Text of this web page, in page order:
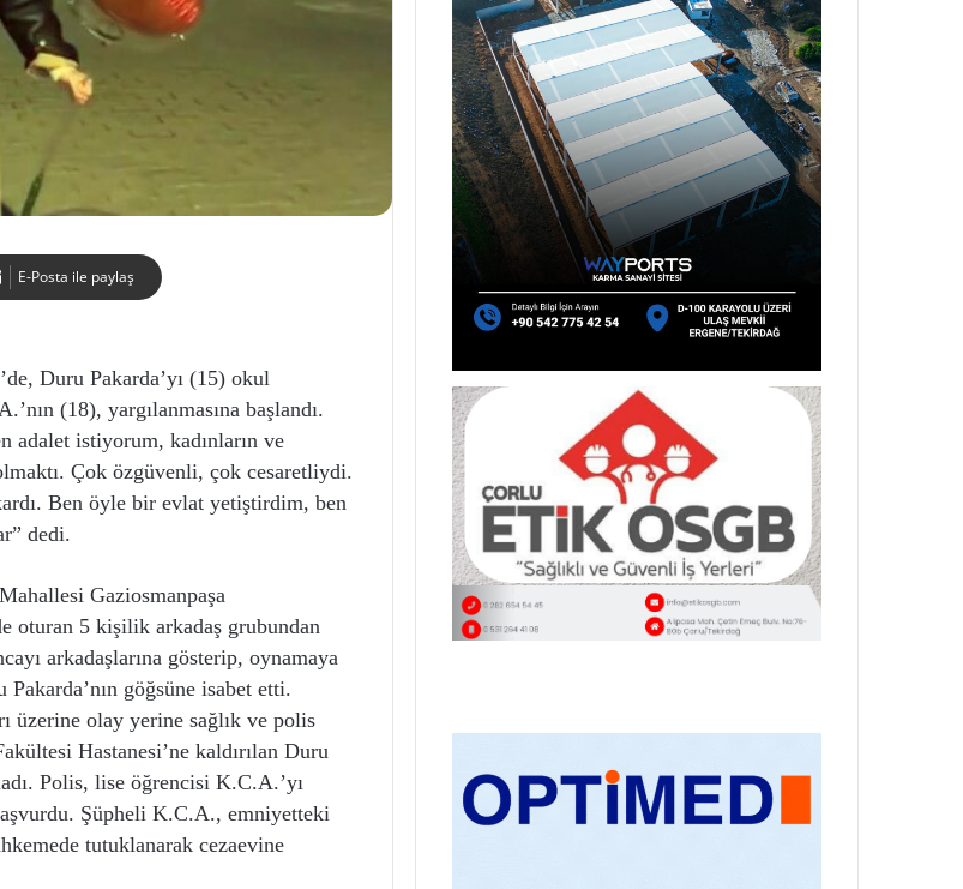
E-Posta ile paylaş
Duru Pakarda’yı (15) okul
(18), yargılanmasına başlandı.
adalet istiyorum, kadınların ve
Çok özgüvenli, çok cesaretliydi.
Ben öyle bir evlat yetiştirdim, ben
dedi.
Gaziosmanpaşa
oturan 5 kişilik arkadaş grubundan
arkadaşlarına gösterip, oynamaya
Pakarda’nın göğsüne isabet etti.
üzerine olay yerine sağlık ve polis
Hastanesi’ne kaldırılan Duru
Polis, lise öğrencisi K.C.A.’yı
Şüpheli K.C.A., emniyetteki
tutuklanarak cezaevine